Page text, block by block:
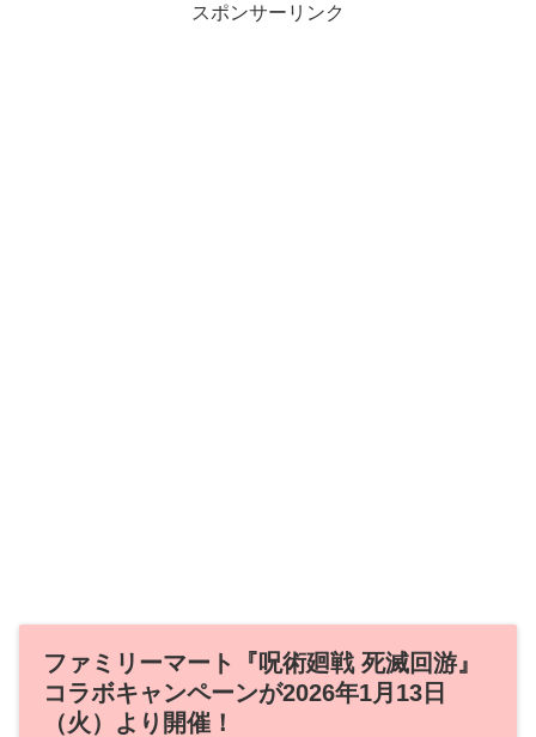
スポンサーリンク
ファミリーマート『呪術廻戦 死滅回游』
コラボキャンペーンが2026年1月13日
（火）より開催！